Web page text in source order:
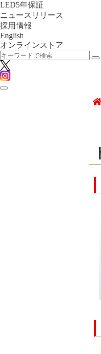
LED5年保証
ニュースリリース
採用情報
English
オンラインストア